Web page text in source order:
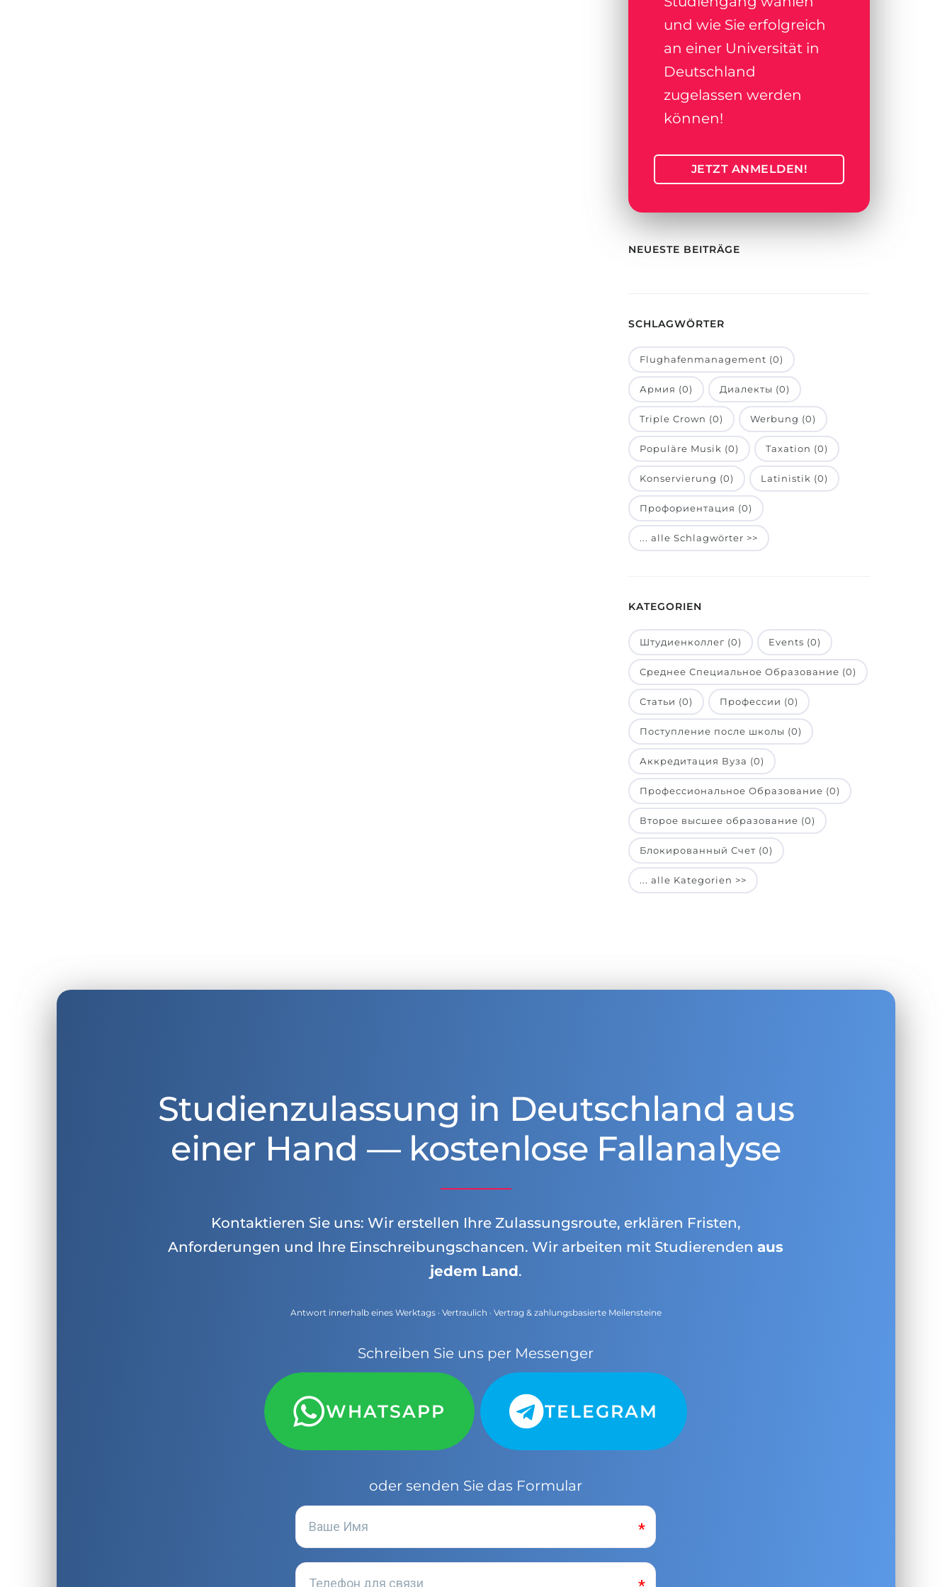
und wie Sie erfolgreich
an einer Universität in
Deutschland
zugelassen werden
können!
JETZT ANMELDEN!
NEUESTE BEITRÄGE
SCHLAGWÖRTER
Flughafenmanagement (0)
Армия (0) Диалекты (0)
Triple Crown (0) Werbung (0)
Populäre Musik (0) Taxation (0)
Konservierung (0) Latinistik (0)
Профориентация (0)
... alle Schlagwörter >>
KATEGORIEN
Штудиенколлег (0) Events (0)
Среднее Специальное Образование (0)
Статьи (0) Профессии (0)
Поступление после школы (0)
Аккредитация Вуза (0)
Профессиональное Образование (0)
Второе высшее образование (0)
Блокированный Счет (0)
... alle Kategorien >>
Studienzulassung in Deutschland aus
einer Hand — kostenlose Fallanalyse
Kontaktieren Sie uns: Wir erstellen Ihre Zulassungsroute, erklären Fristen,
Anforderungen und Ihre Einschreibungschancen. Wir arbeiten mit Studierendenaus
jedem Land.
Antwort innerhalb eines Werktags · Vertraulich · Vertrag & zahlungsbasierte Meilensteine
Schreiben Sie uns per Messenger
WHATSAPP TELEGRAM
oder senden Sie das Formular